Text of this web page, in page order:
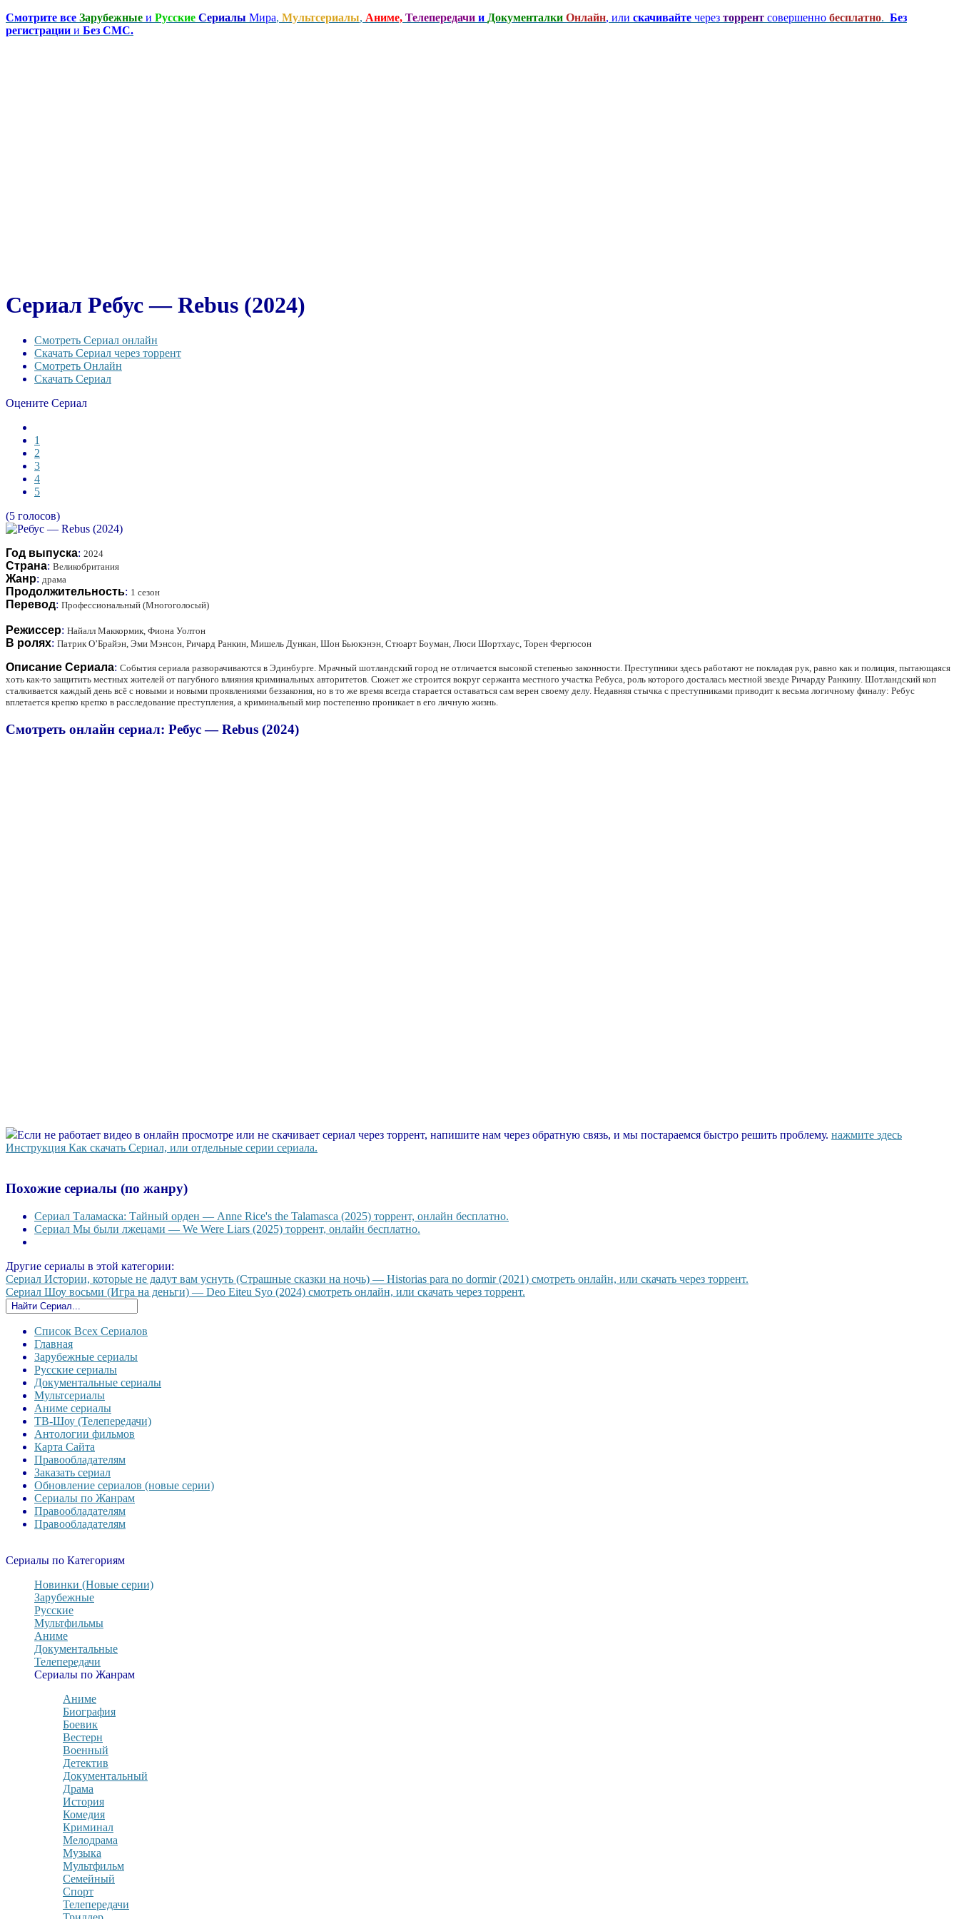
Смотрите все Зарубежные и Русские Сериалы Мира, Мультсериалы, Аниме, Телепередачи и Документалки Онлайн, или скачивайте через торрент совершенно бесплатно. Без
регистрации и Без СМС.
Сериал Ребус — Rebus (2024)
Смотреть Сериал онлайн
Скачать Сериал через торрент
Смотреть Онлайн
Скачать Сериал
Оцените Сериал
1
2
3
4
5
(5 голосов)
Год выпуска: 2024
Страна: Великобритания
Жанр: драма
Продолжительность: 1 сезон
Перевод: Профессиональный (Многоголосый)
Режиссер: Найалл Маккормик, Фиона Уолтон
В ролях: Патрик О’Брайэн, Эми Мэнсон, Ричард Ранкин, Мишель Дункан, Шон Бьюкэнэн, Стюарт Боуман, Люси Шортхаус, Торен Фергюсон
Описание Сериала: События сериала разворачиваются в Эдинбурге. Мрачный шотландский город не отличается высокой степенью законности. Преступники здесь работают не покладая рук, равно как и полиция, пытающаяся
хоть как-то защитить местных жителей от пагубного влияния криминальных авторитетов. Сюжет же строится вокруг сержанта местного участка Ребуса, роль которого досталась местной звезде Ричарду Ранкину. Шотландский коп
сталкивается каждый день всё с новыми и новыми проявлениями беззакония, но в то же время всегда старается оставаться сам верен своему делу. Недавняя стычка с преступниками приводит к весьма логичному финалу: Ребус
вплетается крепко крепко в расследование преступления, а криминальный мир постепенно проникает в его личную жизнь.
Смотреть онлайн сериал: Ребус — Rebus (2024)
Если не работает видео в онлайн просмотре или не скачивает сериал через торрент, напишите нам через обратную связь, и мы постараемся быстро решить проблему. нажмите здесь
Инструкция Как скачать Сериал, или отдельные серии сериала.
Похожие сериалы (по жанру)
Сериал Таламаска: Тайный орден — Anne Rice's the Talamasca (2025) торрент, онлайн бесплатно.
Сериал Мы были лжецами — We Were Liars (2025) торрент, онлайн бесплатно.
Другие сериалы в этой категории:
Сериал Истории, которые не дадут вам уснуть (Страшные сказки на ночь) — Historias para no dormir (2021) смотреть онлайн, или скачать через торрент.
Сериал Шоу восьми (Игра на деньги) — Deo Eiteu Syo (2024) смотреть онлайн, или скачать через торрент.
Список Всех Сериалов
Главная
Зарубежные сериалы
Русские сериалы
Документальные сериалы
Мультсериалы
Аниме сериалы
ТВ-Шоу (Телепередачи)
Антологии фильмов
Карта Сайта
Правообладателям
Заказать сериал
Обновление сериалов (новые серии)
Сериалы по Жанрам
Правообладателям
Правообладателям
Сериалы по Категориям
Новинки (Новые серии)
Зарубежные
Русские
Мультфильмы
Аниме
Документальные
Телепередачи
Сериалы по Жанрам
Аниме
Биография
Боевик
Вестерн
Военный
Детектив
Документальный
Драма
История
Комедия
Криминал
Мелодрама
Музыка
Мультфильм
Семейный
Спорт
Телепередачи